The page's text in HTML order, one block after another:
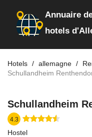
Annuaire
hotels
Hotels allemagne
Schullandheim
Schullandheim
4.3
Hostel